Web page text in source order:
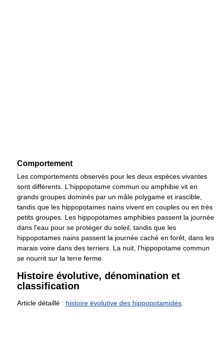
Comportement
Les comportements observés pour les deux espèces vivantes
sont différents. L'hippopotame commun ou amphibie vit en
grands groupes dominés par un mâle polygame et irascible,
tandis que les hippopotames nains vivent en couples ou en très
petits groupes. Les hippopotames amphibies passent la journée
dans l'eau pour se protéger du soleil, tandis que les
hippopotames nains passent la journée caché en forêt, dans les
marais voire dans des terriers. La nuit, l'hippopotame commun
se nourrit sur la terre ferme.
Histoire évolutive, dénomination et
classification
Article détaillé : histoire évolutive des hippopotamidés.